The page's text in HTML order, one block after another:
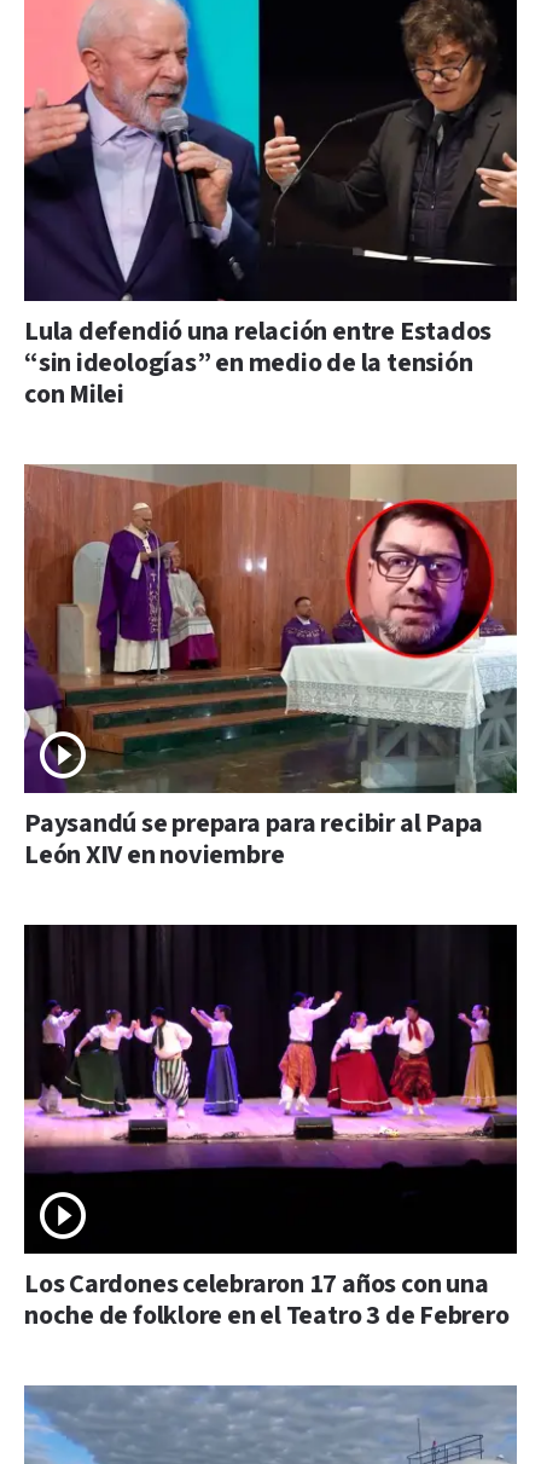
Lula defendió una relación entre Estados
“sin ideologías” en medio de la tensión
con Milei
Paysandú se prepara para recibir al Papa
León XIV en noviembre
Los Cardones celebraron 17 años con una
noche de folklore en el Teatro 3 de Febrero